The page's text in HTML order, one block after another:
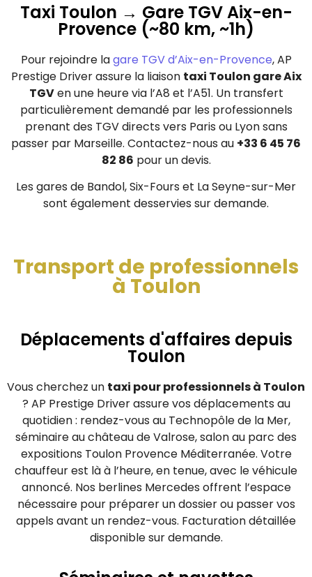
Taxi Toulon → Gare TGV Aix-en-
Provence (~80 km, ~1h)
Pour rejoindre lagare TGV d’Aix-en-Provence, AP
Prestige Driver assure la liaison taxi Toulon gare Aix
TGVen une heure via l’A8 et l’A51. Un transfert
particulièrement demandé par les professionnels
prenant des TGV directs vers Paris ou Lyon sans
passer par Marseille. Contactez-nous au +33 6 45 76
82 86 pour un devis.
Les gares de Bandol, Six-Fours et La Seyne-sur-Mer
sont également desservies sur demande.
Transport de professionnels
à Toulon
Déplacements d'affaires depuis
Toulon
Vous cherchez un taxi pour professionnels à Toulon
? AP Prestige Driver assure vos déplacements au
quotidien : rendez-vous au Technopôle de la Mer,
séminaire au château de Valrose, salon au parc des
expositions Toulon Provence Méditerranée. Votre
chauffeur est là à l’heure, en tenue, avec le véhicule
annoncé. Nos berlines Mercedes offrent l’espace
nécessaire pour préparer un dossier ou passer vos
appels avant un rendez-vous. Facturation détaillée
disponible sur demande.